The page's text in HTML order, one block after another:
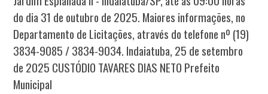
do dia 31 de outubro de 2025. Maiores informações, no
Departamento de Licitações, através do telefone nº (19)
3834-9085 / 3834-9034. Indaiatuba, 25 de setembro
de 2025 CUSTÓDIO TAVARES DIAS NETO Prefeito
Municipal